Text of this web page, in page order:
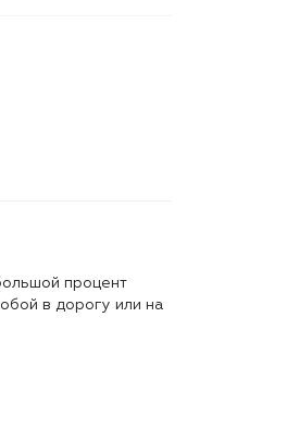
процент
в дорогу или на